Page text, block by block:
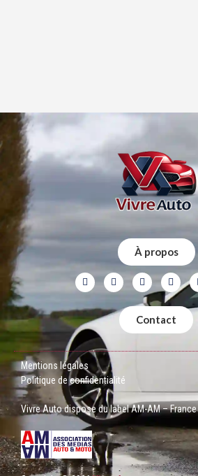
À propos
Contact
Mentions légales
Politique de confidentialité
Vivre Auto dispose du label AM-AM – France